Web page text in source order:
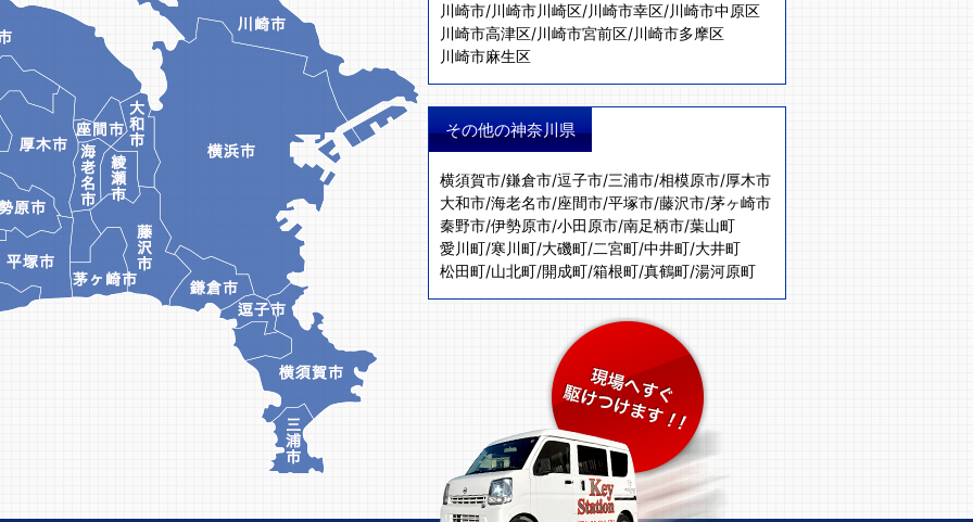
川崎市/川崎市川崎区/川崎市幸区/川崎市中原区
川崎市高津区/川崎市宮前区/川崎市多摩区
川崎市麻生区
その他の神奈川県
横須賀市/鎌倉市/逗子市/三浦市/相模原市/厚木市
大和市/海老名市/座間市/平塚市/藤沢市/茅ヶ崎市
秦野市/伊勢原市/小田原市/南足柄市/葉山町
愛川町/寒川町/大磯町/二宮町/中井町/大井町
松田町/山北町/開成町/箱根町/真鶴町/湯河原町